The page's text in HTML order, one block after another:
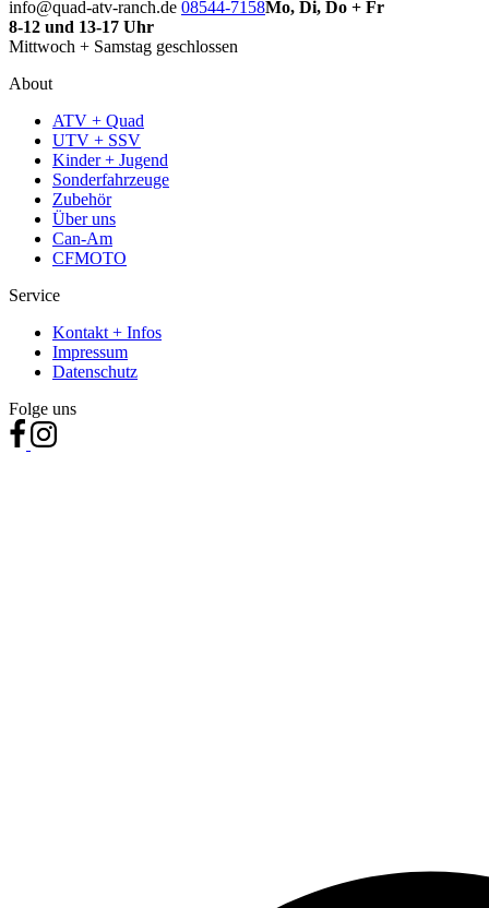
info@quad-atv-ranch.de 08544-7158Mo, Di, Do + Fr
8-12 und 13-17 Uhr
Mittwoch + Samstag geschlossen
About
ATV + Quad
UTV + SSV
Kinder + Jugend
Sonderfahrzeuge
Zubehör
Über uns
Can-Am
CFMOTO
Service
Kontakt + Infos
Impressum
Datenschutz
Folge uns